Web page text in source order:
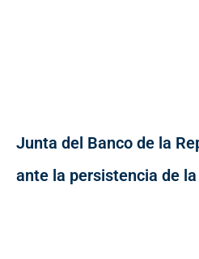
Junta del Banco de la
ante la persistencia de